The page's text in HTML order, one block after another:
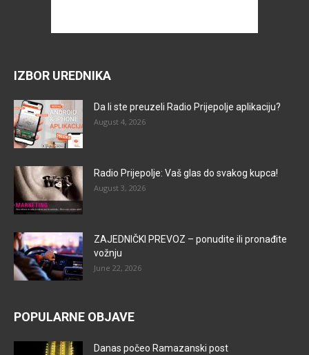
IZBOR UREDNIKA
Da li ste preuzeli Radio Prijepolje aplikaciju?
August 4, 2026
Radio Prijepolje: Vaš glas do svakog kupca!
August 3, 2026
ZAJEDNIČKI PREVOZ – ponudite ili pronađite
vožnju
June 22, 2026
POPULARNE OBJAVE
Danas počeo Ramazanski post